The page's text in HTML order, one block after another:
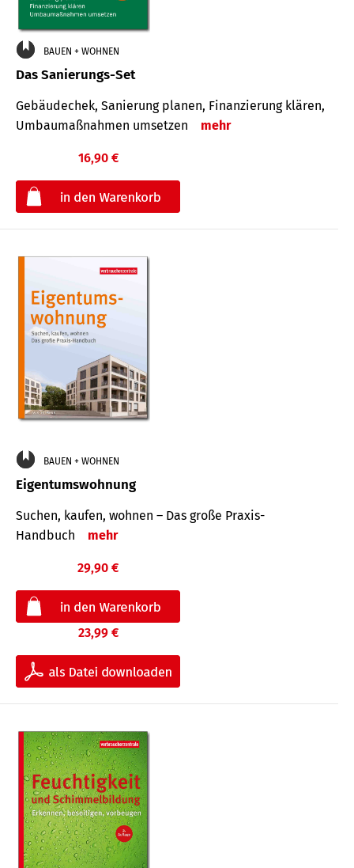
BAUEN + WOHNEN
Das Sanierungs-Set
Gebäudechek, Sanierung planen, Finanzierung klären,
Umbaumaßnahmen umsetzen
mehr
16,90 €
BAUEN + WOHNEN
Eigentumswohnung
Suchen, kaufen, wohnen – Das große Praxis-
Handbuch
mehr
29,90 €
23,99 €